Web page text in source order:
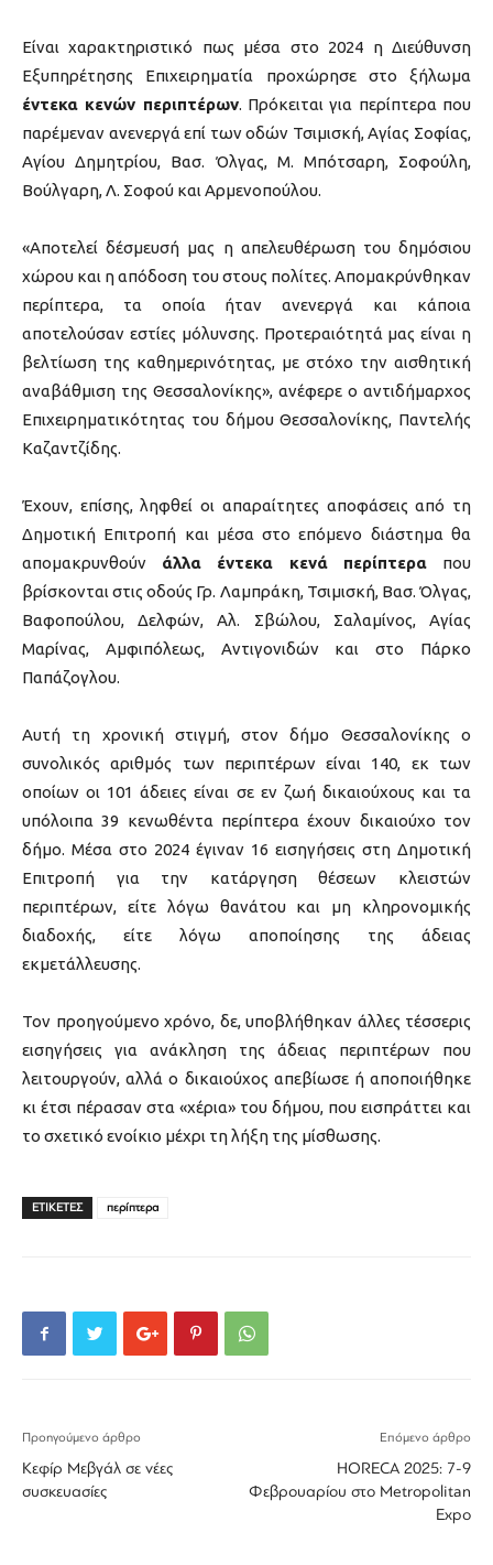
Είναι χαρακτηριστικό πως μέσα στο 2024 η Διεύθυνση
Εξυπηρέτησης Επιχειρηματία προχώρησε στο ξήλωμα
έντεκα κενών περιπτέρων. Πρόκειται για περίπτερα που
παρέμεναν ανενεργά επί των οδών Τσιμισκή, Αγίας Σοφίας,
Αγίου Δημητρίου, Βασ. Όλγας, Μ. Μπότσαρη, Σοφούλη,
Βούλγαρη, Λ. Σοφού και Αρμενοπούλου.
«Αποτελεί δέσμευσή μας η απελευθέρωση του δημόσιου
χώρου και η απόδοση του στους πολίτες. Απομακρύνθηκαν
περίπτερα, τα οποία ήταν ανενεργά και κάποια
αποτελούσαν εστίες μόλυνσης. Προτεραιότητά μας είναι η
βελτίωση της καθημερινότητας, με στόχο την αισθητική
αναβάθμιση της Θεσσαλονίκης», ανέφερε ο αντιδήμαρχος
Επιχειρηματικότητας του δήμου Θεσσαλονίκης, Παντελής
Καζαντζίδης.
Έχουν, επίσης, ληφθεί οι απαραίτητες αποφάσεις από τη
Δημοτική Επιτροπή και μέσα στο επόμενο διάστημα θα
απομακρυνθούν άλλα έντεκα κενά περίπτερα που
βρίσκονται στις οδούς Γρ. Λαμπράκη, Τσιμισκή, Βασ. Όλγας,
Βαφοπούλου, Δελφών, Αλ. Σβώλου, Σαλαμίνος, Αγίας
Μαρίνας, Αμφιπόλεως, Αντιγονιδών και στο Πάρκο
Παπάζογλου.
Αυτή τη χρονική στιγμή, στον δήμο Θεσσαλονίκης ο
συνολικός αριθμός των περιπτέρων είναι 140, εκ των
οποίων οι 101 άδειες είναι σε εν ζωή δικαιούχους και τα
υπόλοιπα 39 κενωθέντα περίπτερα έχουν δικαιούχο τον
δήμο. Μέσα στο 2024 έγιναν 16 εισηγήσεις στη Δημοτική
Επιτροπή για την κατάργηση θέσεων κλειστών
περιπτέρων, είτε λόγω θανάτου και μη κληρονομικής
διαδοχής, είτε λόγω αποποίησης της άδειας
εκμετάλλευσης.
Τον προηγούμενο χρόνο, δε, υποβλήθηκαν άλλες τέσσερις
εισηγήσεις για ανάκληση της άδειας περιπτέρων που
λειτουργούν, αλλά ο δικαιούχος απεβίωσε ή αποποιήθηκε
κι έτσι πέρασαν στα «χέρια» του δήμου, που εισπράττει και
το σχετικό ενοίκιο μέχρι τη λήξη της μίσθωσης.
ΕΤΙΚΕΤΕΣ περίπτερα
Προηγούμενο άρθρο
Κεφίρ Μεβγάλ σε νέες
συσκευασίες
Επόμενο άρθρο
HORECA 2025: 7-9
Φεβρουαρίου στο Metropolitan
Expo